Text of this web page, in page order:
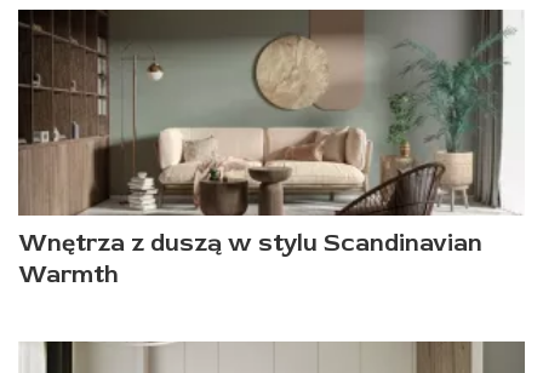
Wnętrza z duszą w stylu Scandinavian
Warmth